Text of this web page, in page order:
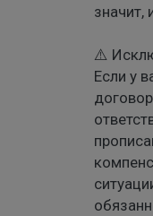
значит,
⚠️
Если у